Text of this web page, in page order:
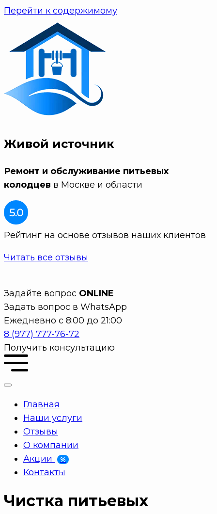
Перейти к содержимому
Живой источник
Ремонт и обслуживание питьевых
колодцев в Москве и области
Рейтинг на основе отзывов наших клиентов
Читать все отзывы
Задайте вопрос ONLINE
Задать вопрос в WhatsApp
Ежедневно с 8:00 до 21:00
8 (977) 777-76-72
Получить консультацию
Главная
Наши услуги
Отзывы
О компании
Акции
%
Контакты
Чистка питьевых